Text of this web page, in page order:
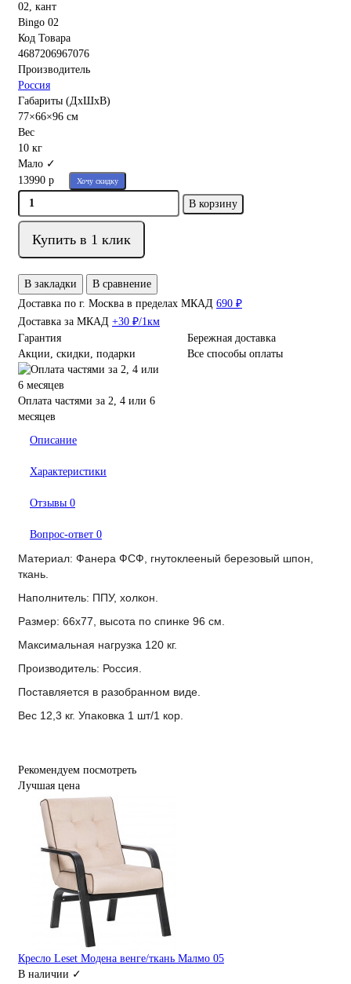
Код Товара
4687206967076
Производитель
Россия
Габариты (ДхШхВ)
77×66×96 см
Вес
10 кг
Мало ✓
13990 р
Хочу скидку
В корзину
Купить в 1 клик
В закладки
В сравнение
Доставка по г. Москва в пределах МКАД 690 ₽
Доставка за МКАД +30 ₽/1км
Гарантия
Бережная доставка
Акции, скидки, подарки
Все способы оплаты
Оплата частями за 2, 4 или 6
месяцев
Описание
Характеристики
Отзывы 0
Вопрос-ответ 0
Материал: Фанера ФСФ, гнутоклееный березовый шпон,
ткань.
Наполнитель: ППУ, холкон.
Размер: 66х77, высота по спинке 96 см.
Максимальная нагрузка 120 кг.
Производитель: Россия.
Поставляется в разобранном виде.
Вес 12,3 кг. Упаковка 1 шт/1 кор.
Рекомендуем посмотреть
Лучшая цена
Кресло Leset Модена венге/ткань Малмо 05
В наличии ✓